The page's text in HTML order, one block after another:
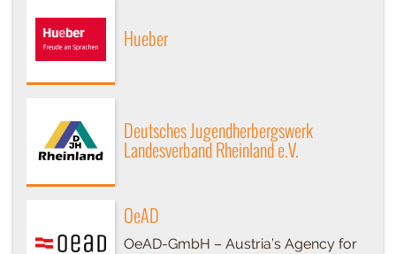
Hueber
Deutsches Jugendherbergswerk
Landesverband Rheinland e.V.
OeAD
OeAD-GmbH – Austria’s Agency for